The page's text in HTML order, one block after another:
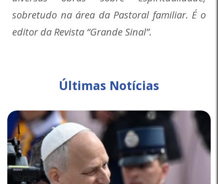
sobretudo na área da Pastoral familiar. É o
editor da Revista “Grande Sinal”.
Últimas Notícias